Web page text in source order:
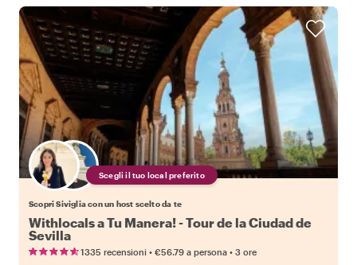
Scegli il tuo local preferito
Scopri Siviglia con un host scelto da te
Withlocals a Tu Manera! - Tour de la Ciudad de
Sevilla
1335 recensioni • €56.79 a persona • 3 ore